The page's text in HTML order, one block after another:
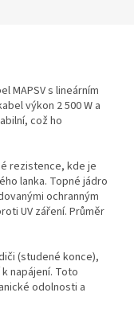
MAPSV s lineárním
výkon 2 500 W a
což ho
rezistence, kde je
lanka. Topné jádro
ochranným
UV záření. Průměr
(studené konce),
napájení. Toto
odolnosti a